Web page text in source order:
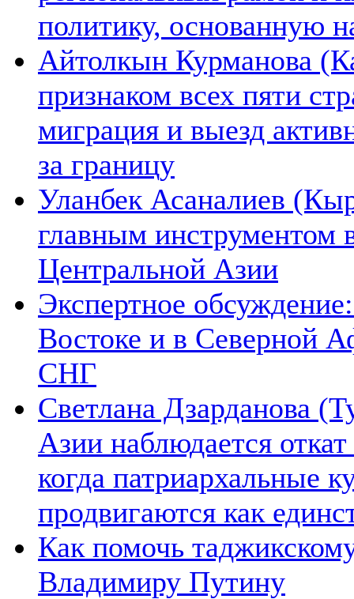
политику, основанную
Айтолкын Курманова
признаком всех пяти
миграция и выезд
за границу
Уланбек Асаналиев
главным инструментом
Центральной Азии
Экспертное
Востоке и в Северной
СНГ
Светлана Дзарданова
Азии наблюдается
когда патриархальные
продвигаются как
Как помочь
Владимиру Путину